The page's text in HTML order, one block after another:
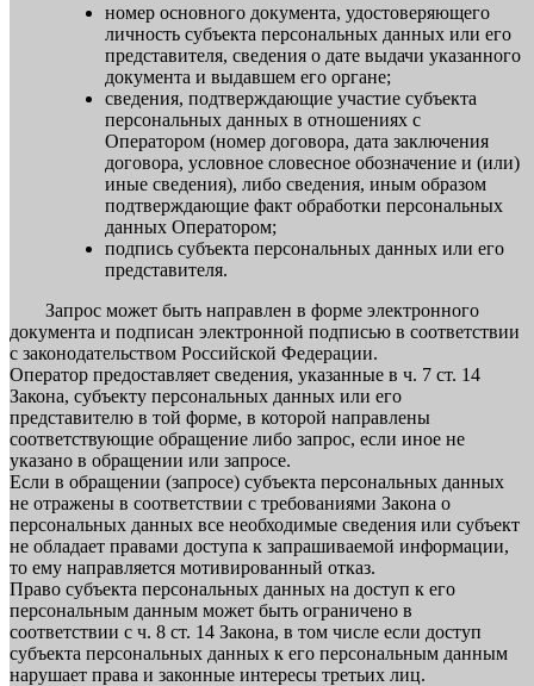
номер основного документа, удостоверяющего
личность субъекта персональных данных или его
представителя, сведения о дате выдачи указанного
документа и выдавшем его органе;
сведения, подтверждающие участие субъекта
персональных данных в отношениях с
Оператором (номер договора, дата заключения
договора, условное словесное обозначение и (или)
иные сведения), либо сведения, иным образом
подтверждающие факт обработки персональных
данных Оператором;
подпись субъекта персональных данных или его
представителя.
Запрос может быть направлен в форме электронного
документа и подписан электронной подписью в соответствии
с законодательством Российской Федерации.
Оператор предоставляет сведения, указанные в ч. 7 ст. 14
Закона, субъекту персональных данных или его
представителю в той форме, в которой направлены
соответствующие обращение либо запрос, если иное не
указано в обращении или запросе.
Если в обращении (запросе) субъекта персональных данных
не отражены в соответствии с требованиями Закона о
персональных данных все необходимые сведения или субъект
не обладает правами доступа к запрашиваемой информации,
то ему направляется мотивированный отказ.
Право субъекта персональных данных на доступ к его
персональным данным может быть ограничено в
соответствии с ч. 8 ст. 14 Закона, в том числе если доступ
субъекта персональных данных к его персональным данным
нарушает права и законные интересы третьих лиц.